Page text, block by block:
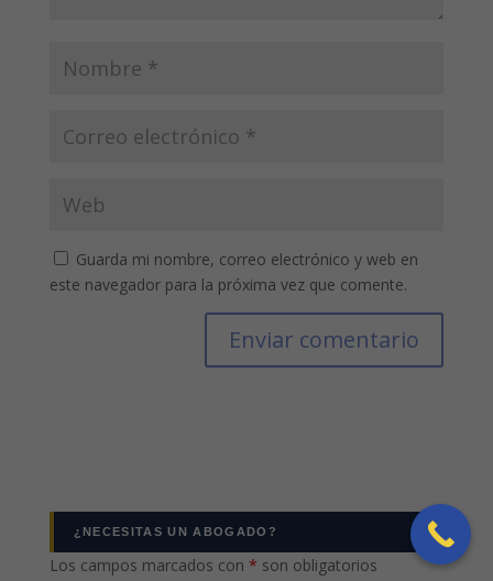
Guarda mi nombre, correo electrónico y web en
este navegador para la próxima vez que comente.
¿NECESITAS UN ABOGADO?
Los campos marcados con * son obligatorios